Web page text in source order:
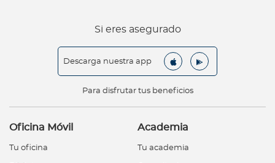
Si eres asegurado
Descarga nuestra app
Para disfrutar tus beneficios
Oficina Móvil
Tu oficina
Academia
Tu academia